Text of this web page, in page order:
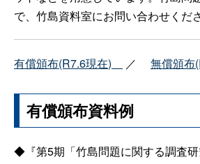
で、竹島資料室にお問い合わせくださ
有償頒布(R7.6現在) ／ 無償頒布
有償頒布資料例
◆『第5期「竹島問題に関する調査